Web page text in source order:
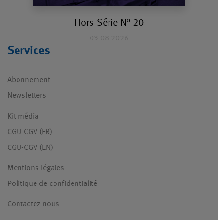
Hors-Série N° 20
Services
Abonnement
Newsletters
Kit média
CGU-CGV (FR)
CGU-CGV (EN)
Mentions légales
Politique de confidentialité
Contactez nous